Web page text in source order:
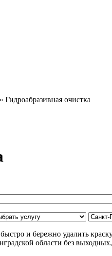
» Гидроабразивная очистка
и бережно удалить
области без